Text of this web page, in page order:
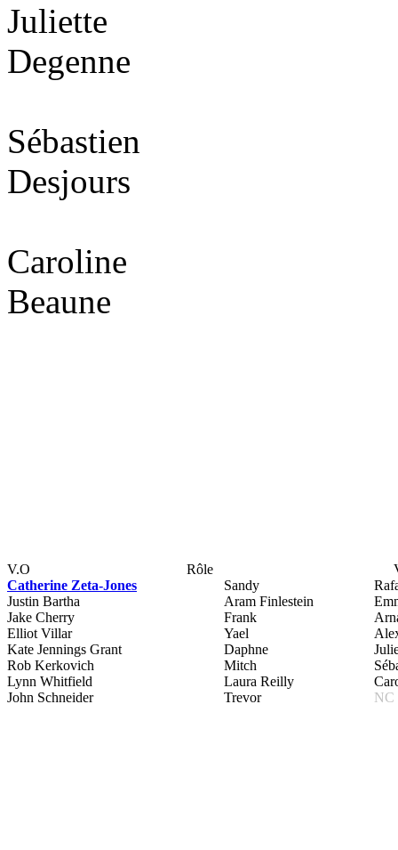
Juliette
Degenne
Sébastien
Desjours
Caroline
Beaune
V.O Rôle
Catherine Zeta-Jones
Sandy
Justin Bartha
Aram Finlestein
Jake Cherry
Frank
Elliot Villar
Yael
Kate Jennings Grant
Daphne
Rob Kerkovich
Mitch
Lynn Whitfield
Laura Reilly
John Schneider
Trevor NC